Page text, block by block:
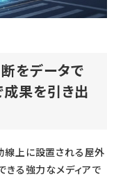
をデータで
成果を引き出
線上に設置される屋外
きる強力なメディアで